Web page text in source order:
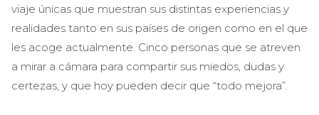
viaje únicas que muestran sus distintas experiencias y
realidades tanto en sus países de origen como en el que
les acoge actualmente. Cinco personas que se atreven
a mirar a cámara para compartir sus miedos, dudas y
certezas, y que hoy pueden decir que “todo mejora”.